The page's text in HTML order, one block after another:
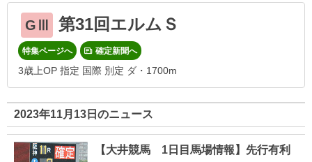
GⅢ 第31回エルムＳ
特集ページへ 確定新聞へ
3歳上OP 指定 国際 別定 ダ・1700m
2023年11月13日のニュース
【大井競馬 1日目馬場情報】先行有利